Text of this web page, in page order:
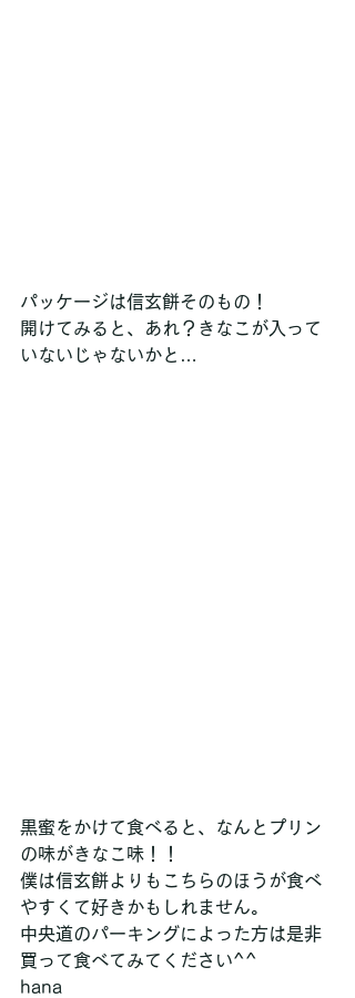
パッケージは信玄餅そのもの！
開けてみると、あれ？きなこが入って
いないじゃないかと…
黒蜜をかけて食べると、なんとプリン
の味がきなこ味！！
僕は信玄餅よりもこちらのほうが食べ
やすくて好きかもしれません。
中央道のパーキングによった方は是非
買って食べてみてください^^
hana